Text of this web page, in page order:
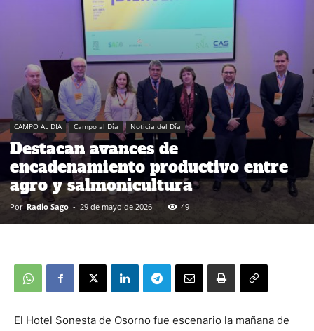
CAMPO AL DIA Campo al Día Noticia del Día
Destacan avances de
encadenamiento productivo entre
agro y salmonicultura
Por Radio Sago - 29 de mayo de 2026 49
El Hotel Sonesta de Osorno fue escenario la mañana de